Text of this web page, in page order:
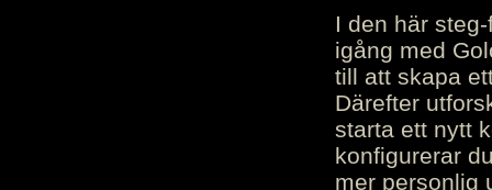
I den här
igång med
till att skapa
Därefter
starta ett nytt
konfigurerar
mer personlig